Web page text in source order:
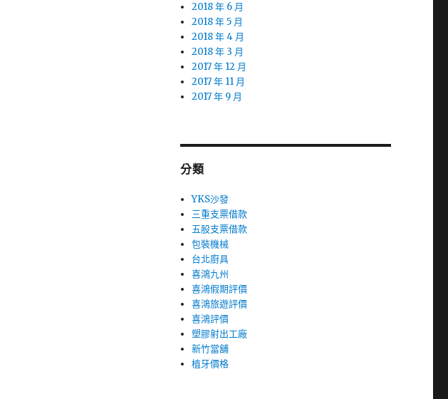
2018 年 6 月
2018 年 5 月
2018 年 4 月
2018 年 3 月
2017 年 12 月
2017 年 11 月
2017 年 9 月
分類
YKS沙發
三重支票借款
五股支票借款
包裝機械
台北廚具
喜鴻九州
喜鴻假期評價
喜鴻旅遊評價
喜鴻評價
塑膠射出工廠
新竹當舖
植牙價格